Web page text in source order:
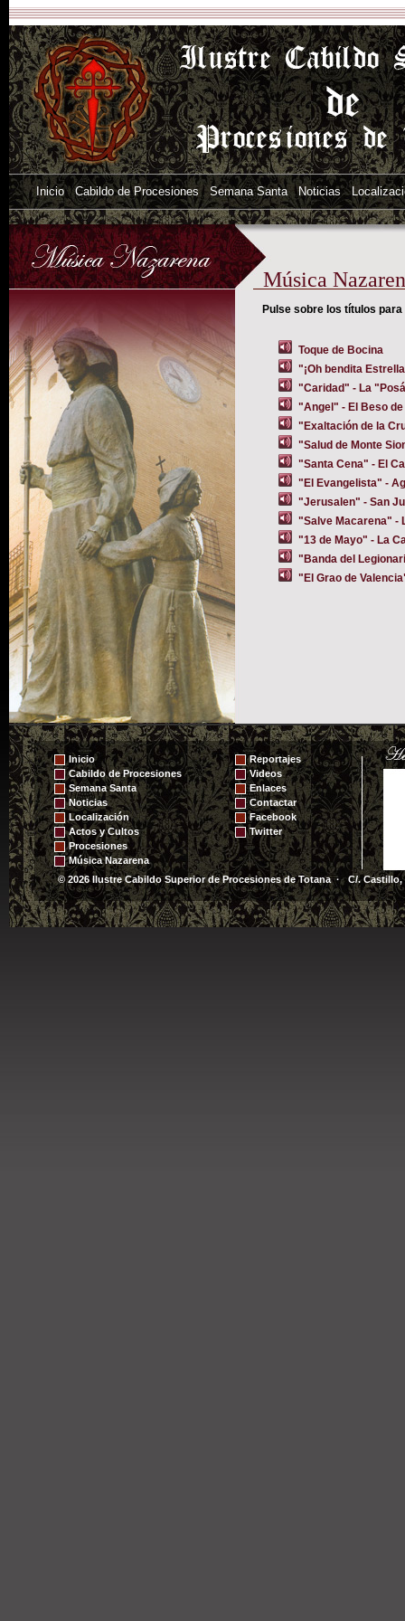
Inicio Cabildo de Procesiones Semana Santa Noticias
Música
Pulse sobre los títulos
Toque de Bocina
"¡Oh bendita
"Caridad" - La
"Angel" - El Beso
"Exaltación de la
"Salud de Monte
"Santa Cena" - El
"El Evangelista" -
"Jerusalen" - San
"Salve Macarena" -
"13 de Mayo" - La
"Banda del
"El Grao de
Inicio
Cabildo de Procesiones
Semana Santa
Noticias
Localización
Actos y Cultos
Procesiones
Música Nazarena
Reportajes
Videos
Enlaces
Contactar
Facebook
Twitter
© 2026 Ilustre Cabildo Superior de Procesiones de Totana · C/. Castillo,